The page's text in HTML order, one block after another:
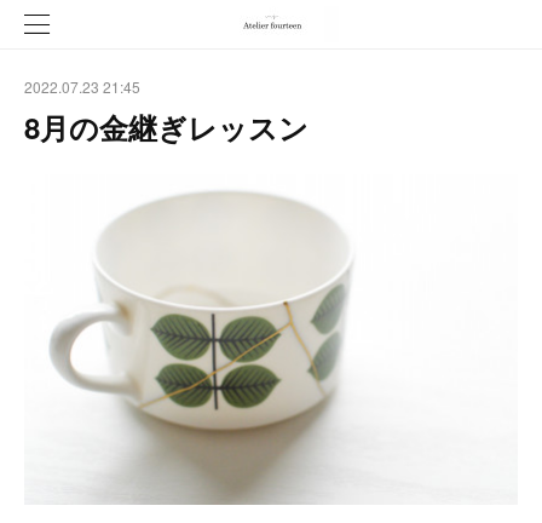
2022.07.23 21:45
8月の金継ぎレッスン